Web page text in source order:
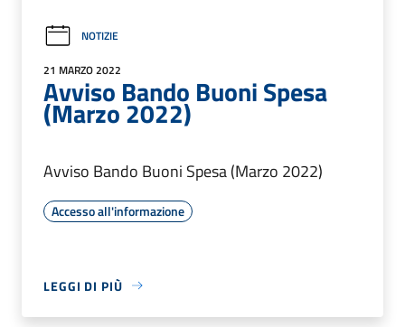
NOTIZIE
21 MARZO 2022
Avviso Bando Buoni Spesa
(Marzo 2022)
Avviso Bando Buoni Spesa (Marzo 2022)
Accesso all'informazione
LEGGI DI PIÙ